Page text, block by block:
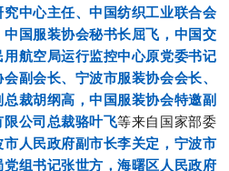
中心主任、中国纺织工业联合会
国服装协会秘书长屈飞，中国交
航空局运行监控中心原党委书记
副会长、宁波市服装协会会长、
裁胡纲高，中国服装协会特邀副
公司总裁骆叶飞等来自国家部委
市人民政府副市长李关定，宁波市
组书记张世方，海曙区人民政府